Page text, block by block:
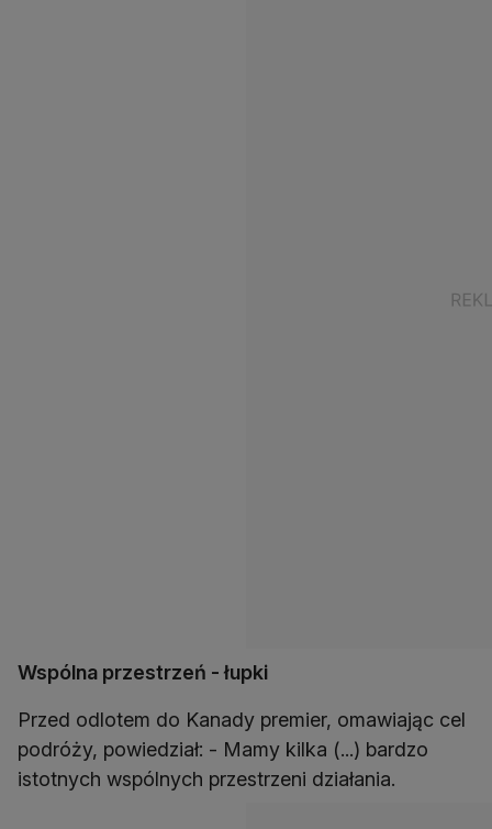
Wspólna przestrzeń - łupki
Przed odlotem do Kanady premier, omawiając cel
podróży, powiedział: - Mamy kilka (...) bardzo
istotnych wspólnych przestrzeni działania.